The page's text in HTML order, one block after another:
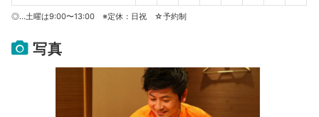
◎…土曜は9:00〜13:00 ※定休：日祝 ☆予約制
写真